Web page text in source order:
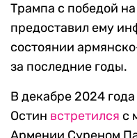
Трампа с победой
предоставил ему
состоянии
за последние годы.
В декабре 2024
Остин встретился с